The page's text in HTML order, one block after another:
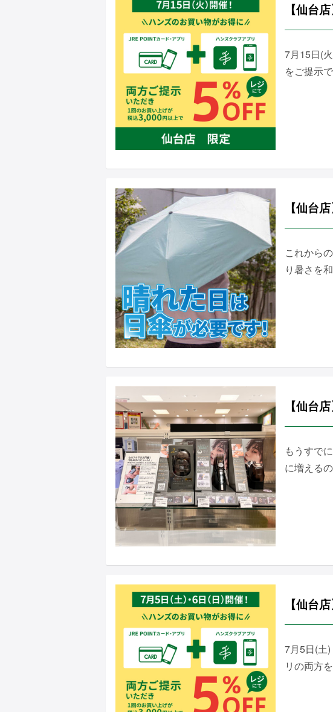
【仙台
7月15日(
をご提示
【仙台
これから
り暑さを
【仙台
もうすで
に増える
【仙台
7月5日(土
リの両方